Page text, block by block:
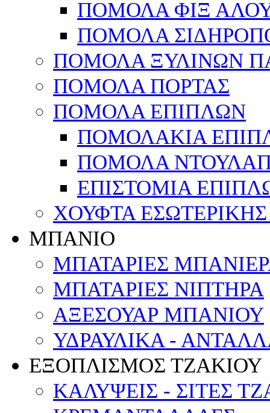
ΠΟΜΟΛΑ ΦΙΞ
ΠΟΜΟΛΑ
ΠΟΜΟΛΑ ΞΥΛΙΝΩΝ
ΠΟΜΟΛΑ ΠΟΡΤΑΣ
ΠΟΜΟΛΑ ΕΠΙΠΛΩΝ
ΠΟΜΟΛΑΚΙΑ
ΠΟΜΟΛΑ
ΕΠΙΣΤΟΜΙΑ
ΧΟΥΦΤΑ
ΜΠΑΝΙΟ
ΜΠΑΤΑΡΙΕΣ
ΜΠΑΤΑΡΙΕΣ ΝΙΠΤΗΡΑ
ΑΞΕΣΟΥΑΡ ΜΠΑΝΙΟΥ
ΥΔΡΑΥΛΙΚΑ -
ΕΞΟΠΛΙΣΜΟΣ ΤΖΑΚΙΟΥ
ΚΑΛΥΨΕΙΣ - ΣΙΤΕΣ